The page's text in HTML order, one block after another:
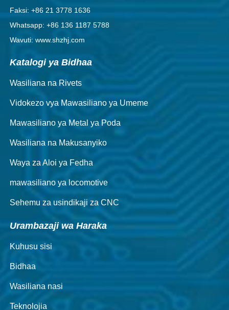
Faksi: +86 21 3778 1636
Whatsapp: +86 136 1187 5788
Wavuti: www.shzhj.com
Katalogi ya Bidhaa
Wasiliana na Rivets
Vidokezo vya Mawasiliano ya Umeme
Mawasiliano ya Metal ya Poda
Wasiliana na Makusanyiko
Waya za Aloi ya Fedha
mawasiliano ya locomotive
Sehemu za usindikaji za CNC
Urambazaji wa Haraka
Kuhusu sisi
Bidhaa
Wasiliana nasi
Teknolojia